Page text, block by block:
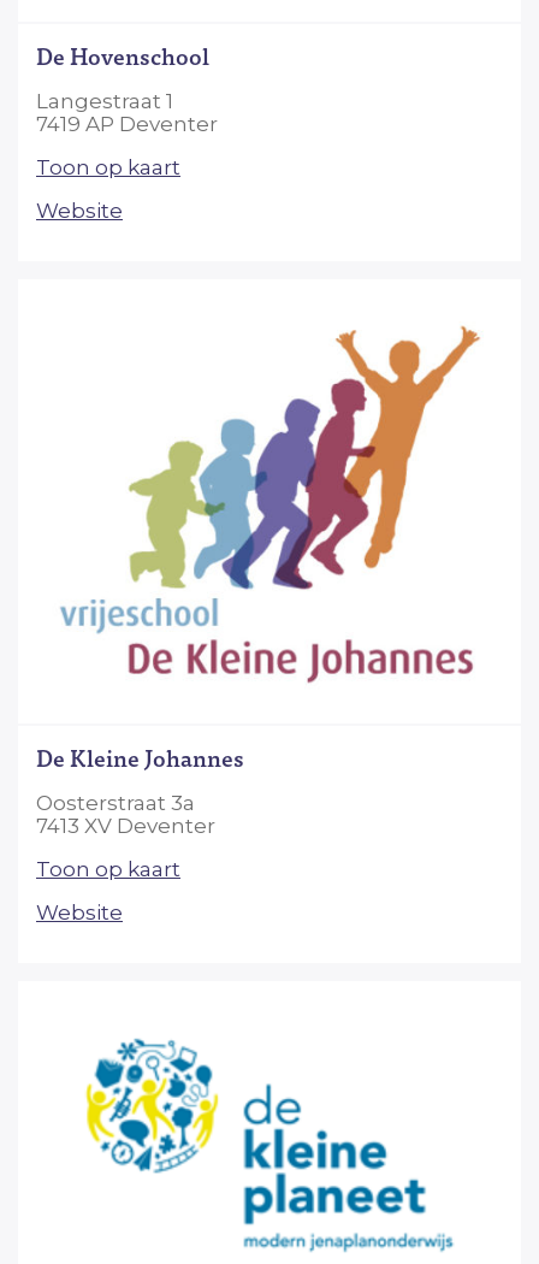
De Hovenschool
Langestraat 1
7419 AP Deventer
Toon op kaart
Website
De Kleine Johannes
Oosterstraat 3a
7413 XV Deventer
Toon op kaart
Website